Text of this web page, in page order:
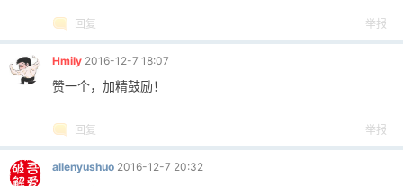
回复 举报
Hmily 2016-12-7 18:07
赞一个，加精鼓励！
回复 举报
allenyushuo 2016-12-7 20:32